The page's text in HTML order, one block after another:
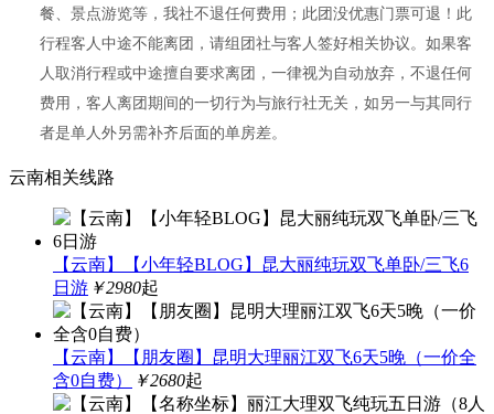
餐、景点游览等，我社不退任何费用；此团没优惠门票可退！此
行程客人中途不能离团，请组团社与客人签好相关协议。如果客
人取消行程或中途擅自要求离团，一律视为自动放弃，不退任何
费用，客人离团期间的一切行为与旅行社无关，如另一与其同行
者是单人外另需补齐后面的单房差。
云南相关线路
【云南】【小年轻BLOG】昆大丽纯玩双飞单卧/三飞6
日游 ￥2980起
【云南】【朋友圈】昆明大理丽江双飞6天5晚（一价全
含0自费）
￥2680起